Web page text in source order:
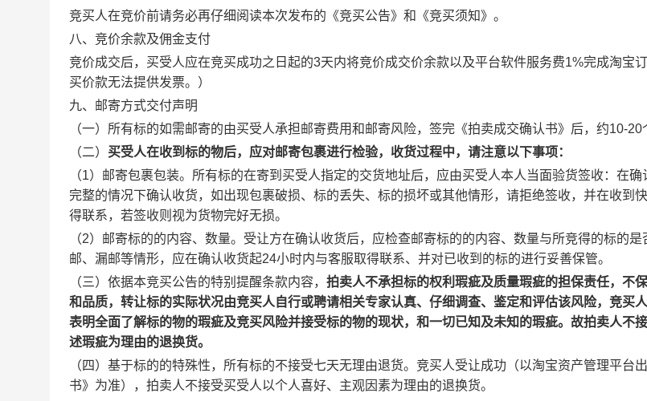
竞买人在竞价前请务必再仔细阅读本次发布的《竞买公告》和《竞买须知》。
八、竞价余款及佣金支付
竞价成交后，买受人应在竞买成功之日起的3天内将竞价成交价余款以及平台软件服务费1%完成淘宝
买价款无法提供发票。）
九、邮寄方式交付声明
（一）所有标的如需邮寄的由买受人承担邮寄费用和邮寄风险，签完《拍卖成交确认书》后，约10-20
（二） 买受人在收到标的物后，应对邮寄包裹进行检验，收货过程中，请注意以下事项：
（1）邮寄包裹包装。所有标的在寄到买受人指定的交货地址后，应由买受人本人当面验货签收：在
完整的情况下确认收货，如出现包裹破损、标的丢失、标的损坏或其他情形，请拒绝签收，并在收到
得联系，若签收则视为货物完好无损。
（2）邮寄标的的内容、数量。受让方在确认收货后，应检查邮寄标的的内容、数量与所竞得的标的
邮、漏邮等情形，应在确认收货起24小时内与客服取得联系、并对已收到的标的进行妥善保管。
（三）依据本竞买公告的特别提醒条款内容， 拍卖人不承担标的权利瑕疵及质量瑕疵的担保责任，不
和品质，转让标的实际状况由竞买人自行或聘请相关专家认真、仔细调查、鉴定和评估该风险，竞买
表明全面了解标的物的瑕疵及竞买风险并接受标的物的现状，和一切已知及未知的瑕疵。故拍卖人不
述瑕疵为理由的退换货。
（四）基于标的的特殊性，所有标的不接受七天无理由退货。竞买人受让成功（以淘宝资产管理平台
书》为准），拍卖人不接受买受人以个人喜好、主观因素为理由的退换货。